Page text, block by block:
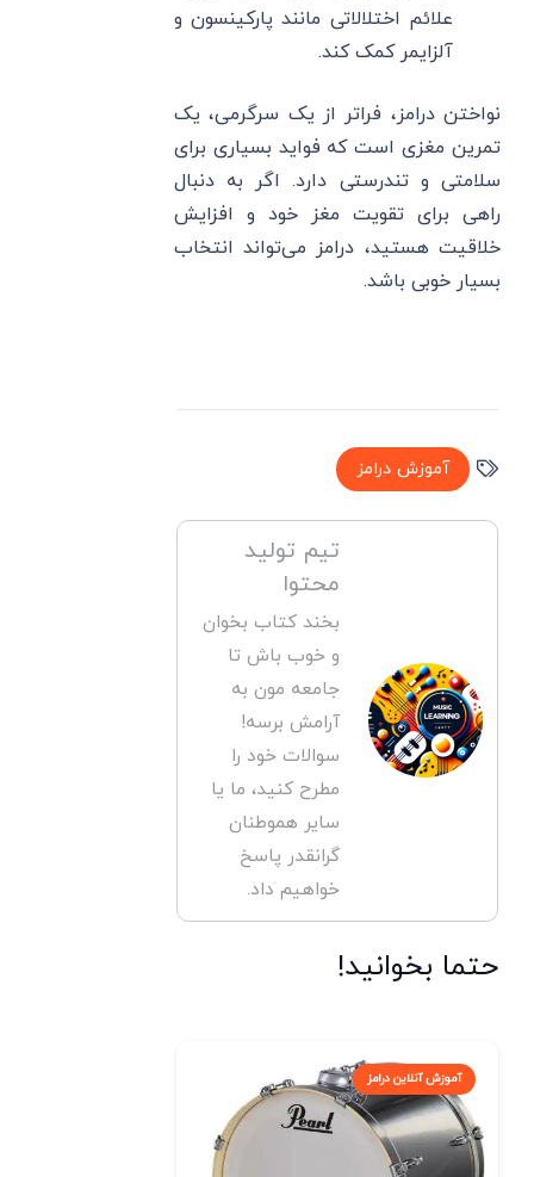
علائم اختلالاتی مانند پارکینسون و
آلزایمر کمک کند.
نواختن درامز، فراتر از یک سرگرمی، یک
تمرین مغزی است که فواید بسیاری برای
سلامتی و تندرستی دارد. اگر به دنبال
راهی برای تقویت مغز خود و افزایش
خلاقیت هستید، درامز می‌تواند انتخاب
بسیار خوبی باشد.
آموزش درامز
تیم تولید
محتوا
بخند کتاب بخوان
و خوب باش تا
جامعه مون به
آرامش برسه!
سوالات خود را
مطرح کنید، ما یا
سایر هموطنان
گرانقدر پاسخ
خواهیم داد.
حتما بخوانید!
آموزش آنلاین درامز